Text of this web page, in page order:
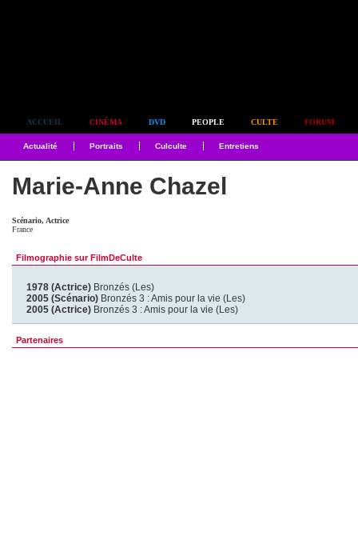
ACCUEIL CINÉMA DVD PEOPLE CULTE FORUM
Actualité Portraits Culculte Entretiens
Marie-Anne Chazel
Scénario, Actrice
France
Filmographie sur FilmDeCulte
1978 (Actrice) Bronzés (Les)
2005 (Scénario) Bronzés 3 : Amis pour la vie (Les)
2005 (Actrice) Bronzés 3 : Amis pour la vie (Les)
Partenaires